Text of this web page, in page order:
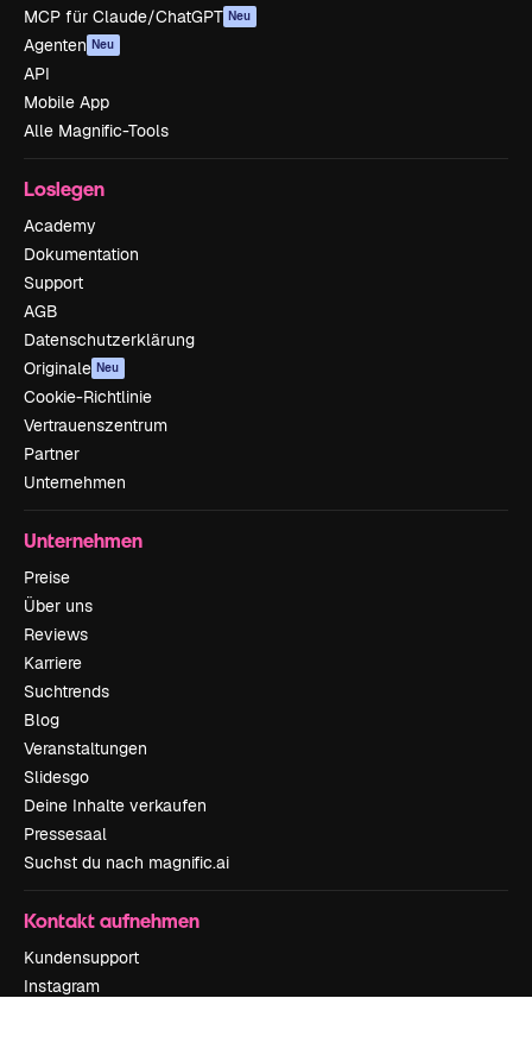
MCP für Claude/ChatGPT Neu
Agenten Neu
API
Mobile App
Alle Magnific-Tools
Loslegen
Academy
Dokumentation
Support
AGB
Datenschutzerklärung
Originale Neu
Cookie-Richtlinie
Vertrauenszentrum
Partner
Unternehmen
Unternehmen
Preise
Über uns
Reviews
Karriere
Suchtrends
Blog
Veranstaltungen
Slidesgo
Deine Inhalte verkaufen
Pressesaal
Suchst du nach magnific.ai
Kontakt aufnehmen
Kundensupport
Instagram